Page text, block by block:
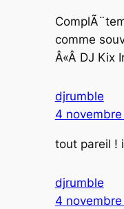
comme
Â«Â DJ Kix
djrumble
4
tout pareil !
djrumble
4